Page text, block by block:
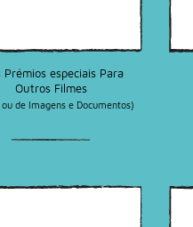
Prémios especiais Para
Outros Filmes
ou de Imagens e Documentos)